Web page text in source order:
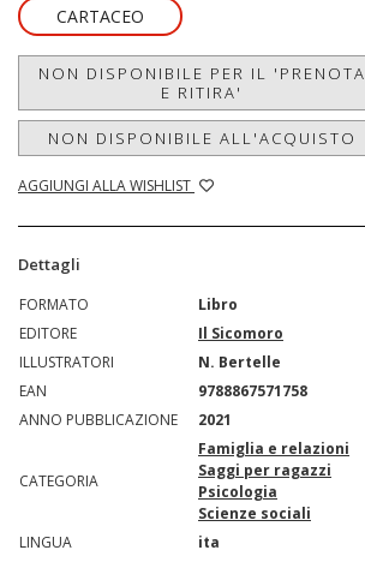
CARTACEO
NON DISPONIBILE PER IL 'PRENOTA
E RITIRA'
NON DISPONIBILE ALL'ACQUISTO
AGGIUNGI ALLA WISHLIST
Dettagli
FORMATO
Libro
EDITORE
Il Sicomoro
ILLUSTRATORI
N. Bertelle
EAN
9788867571758
ANNO PUBBLICAZIONE
2021
CATEGORIA
Famiglia e relazioni
Saggi per ragazzi
Psicologia
Scienze sociali
LINGUA
ita